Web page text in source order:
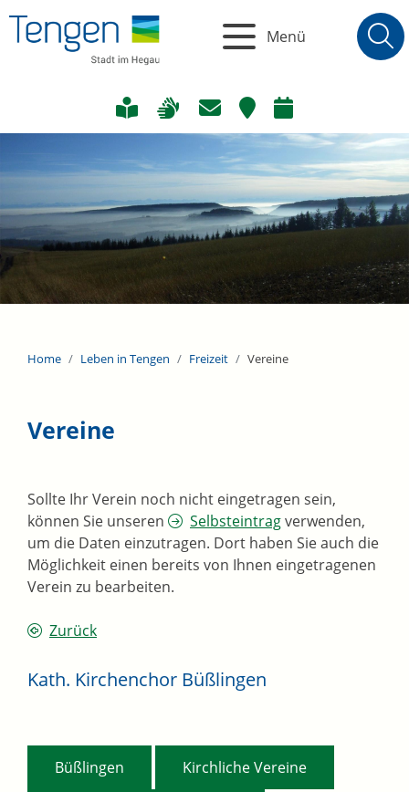
Menü
Home Leben in Tengen Freizeit Vereine
Vereine
Sollte Ihr Verein noch nicht eingetragen sein,
können Sie unseren
Selbsteintragverwenden,
um die Daten einzutragen. Dort haben Sie auch die
Möglichkeit einen bereits von Ihnen eingetragenen
Verein zu bearbeiten.
Zurück
Kath. Kirchenchor Büßlingen
Büßlingen Kirchliche Vereine